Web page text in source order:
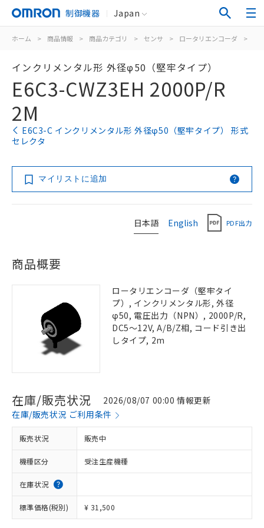
制御機器 Japan
ホーム > 商品情報 > 商品カテゴリ > センサ > ロータリエンコーダ >
インクリメンタル形 外径φ50（堅牢タイプ）
E6C3-CWZ3EH 2000P/R
2M
E6C3-C インクリメンタル形 外径φ50（堅牢タイプ） 形式
セレクタ
マイリストに追加
日本語 English PDF出力
商品概要
ロータリエンコーダ（堅牢タイ
プ）, インクリメンタル形, 外径
φ50, 電圧出力（NPN）, 2000P/R,
DC5～12V, A/B/Z相, コード引き出
しタイプ, 2m
在庫/販売状況
2026/08/07 00:00 情報更新
在庫/販売状況 ご利用条件
販売状況 販売中
機種区分 受注生産機種
在庫状況
標準価格(税別) ¥ 31,500